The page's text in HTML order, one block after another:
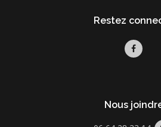
Restez
Nous